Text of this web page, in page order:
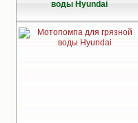
воды Hyundai